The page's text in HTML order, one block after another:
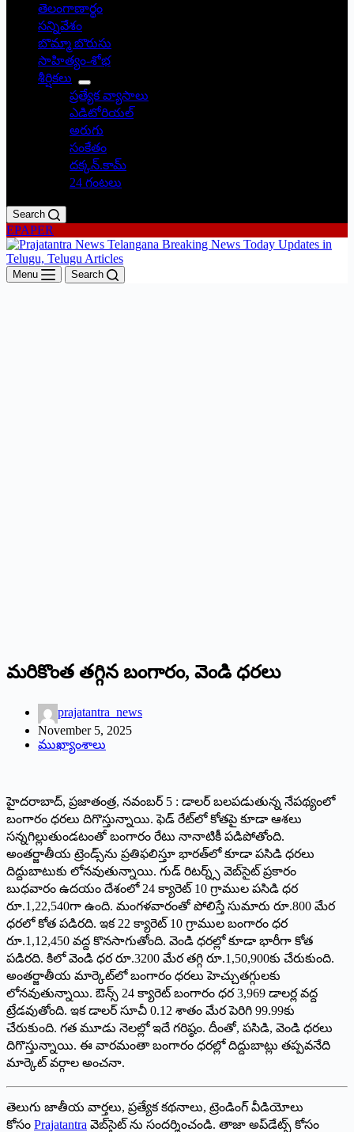
తెలంగాణార్థం
సన్నివేశం
బొమ్మా బొరుసు
సాహిత్యం-శోభ
శీర్షికలు
ప్రత్యేక వ్యాసాలు
ఎడిటోరియల్
అరుగు
సంకేతం
దక్కన్.కామ్
24 గంటలు
Search
EPAPER
Menu Search
మరికొంత తగ్గిన బంగారం, వెండి ధరలు
prajatantra_news
November 5, 2025
ముఖ్యాంశాలు
హైదరాబాద్‌, ప్రజాతంత్ర, నవంబర్‌ 5 : డాలర్‌ బలపడుతున్న నేపథ్యంలో
బంగారం ధరలు దిగొస్తున్నాయి. ఫెడ్‌ రేట్‌లో కోతపై కూడా ఆశలు
సన్నగిల్లుతుండటంతో బంగారం రేటు నానాటికీ పడిపోతోంది.
అంతర్జాతీయ ట్రెండ్స్‌ను ప్రతిఫలిస్తూ భారత్‌లో కూడా పసిడి ధరలు
దిద్దుబాటుకు లోనవుతున్నాయి. గుడ్‌ రిటర్న్స్‌ వెబ్‌సైట్‌ ప్రకారం
బుధవారం ఉదయం దేశంలో 24 క్యారెట్‌ 10 గ్రాముల పసిడి ధర
రూ.1,22,540గా ఉంది. మంగళవారంతో పోలిస్తే సుమారు రూ.800 మేర
ధరలో కోత పడిరది. ఇక 22 క్యారెట్‌ 10 గ్రాముల బంగారం ధర
రూ.1,12,450 వద్ద కొనసాగుతోంది. వెండి ధరల్లో కూడా భారీగా కోత
పడిరది. కిలో వెండి ధర రూ.3200 మేర తగ్గి రూ.1,50,900కు చేరుకుంది.
అంతర్జాతీయ మార్కెట్‌లో బంగారం ధరలు హెచ్చుతగ్గులకు
లోనవుతున్నాయి. ఔన్స్‌ 24 క్యారెట్‌ బంగారం ధర 3,969 డాలర్ల వద్ద
ట్రేడవుతోంది. ఇక డాలర్‌ సూచీ 0.12 శాతం మేర పెరిగి 99.99కు
చేరుకుంది. గత మూడు నెలల్లో ఇదే గరిష్ఠం. దీంతో, పసిడి, వెండి ధరలు
దిగొస్తున్నాయి. ఈ వారమంతా బంగారం ధరల్లో దిద్దుబాట్లు తప్పవనేది
మార్కెట్‌ వర్గాల అంచనా.
తెలుగు జాతీయ వార్తలు, ప్రత్యేక కథనాలు, ట్రెండింగ్ వీడియోలు
కోసం Prajatantra వెబ్‌సైట్ ను సందర్శించండి. తాజా అప్‌డేట్స్ కోసం